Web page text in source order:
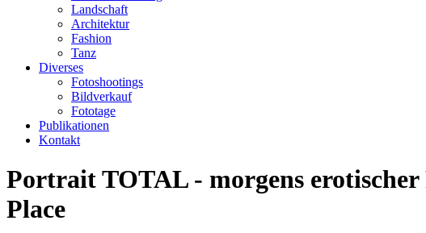
Landschaft
Architektur
Fashion
Tanz
Diverses
Fotoshootings
Bildverkauf
Fototage
Publikationen
Kontakt
Portrait TOTAL - morgens
Place